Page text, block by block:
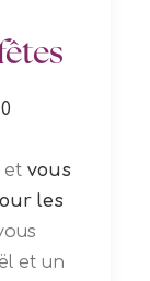
et vous
les
et un